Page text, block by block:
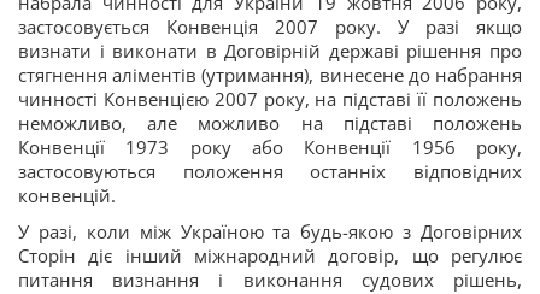
застосовується Конвенція 2007 року. У разі якщо
визнати і виконати в Договірній державі рішення про
стягнення аліментів (утримання), винесене до набрання
чинності Конвенцією 2007 року, на підставі її положень
неможливо, але можливо на підставі положень
Конвенції 1973 року або Конвенції 1956 року,
застосовуються положення останніх відповідних
конвенцій.
У разі, коли між Україною та будь-якою з Договірних
Сторін діє інший міжнародний договір, що регулює
питання визнання і виконання судових рішень,